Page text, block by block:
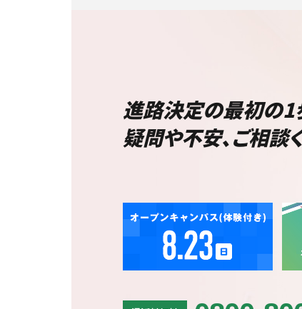
進路決定の最初の1
疑問や不安、ご相談